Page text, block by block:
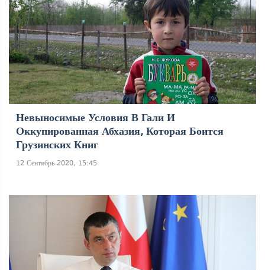
Невыносимые Условия В Гали И
Оккупированная Абхазия, Которая Боится
Грузинских Книг
12 Сентябрь 2020, 15:45